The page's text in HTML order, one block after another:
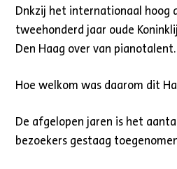
Dnkzij het internationaal hoog
tweehonderd jaar oude
Den Haag over van pianotalent.
Hoe welkom was daarom dit
De afgelopen jaren is het
bezoekers gestaag